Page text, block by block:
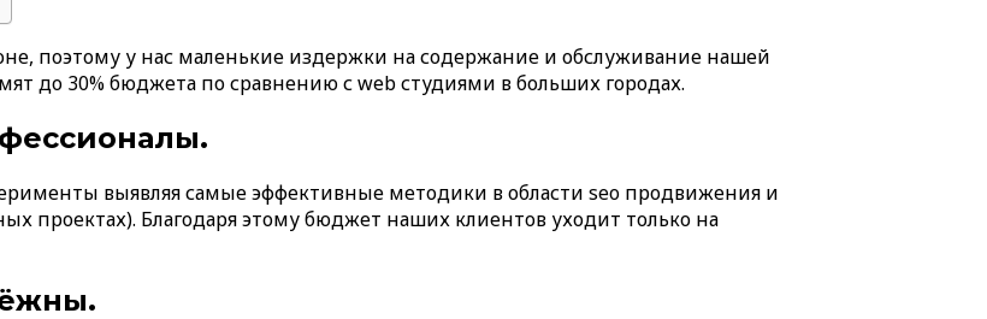
поэтому у нас маленькие издержки на содержание и обслуживание нашей
до 30% бюджета по сравнению с web студиями в больших городах.
выявляя самые эффективные методики в области seo продвижения и
проектах). Благодаря этому бюджет наших клиентов уходит только на